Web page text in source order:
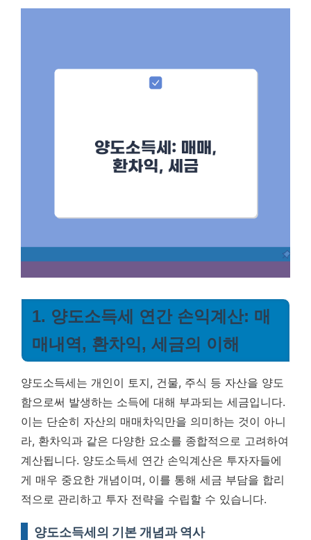
1. 양도소득세 연간 손익계산: 매
매내역, 환차익, 세금의 이해
양도소득세는 개인이 토지, 건물, 주식 등 자산을 양도
함으로써 발생하는 소득에 대해 부과되는 세금입니다.
이는 단순히 자산의 매매차익만을 의미하는 것이 아니
라, 환차익과 같은 다양한 요소를 종합적으로 고려하여
계산됩니다. 양도소득세 연간 손익계산은 투자자들에
게 매우 중요한 개념이며, 이를 통해 세금 부담을 합리
적으로 관리하고 투자 전략을 수립할 수 있습니다.
양도소득세의 기본 개념과 역사